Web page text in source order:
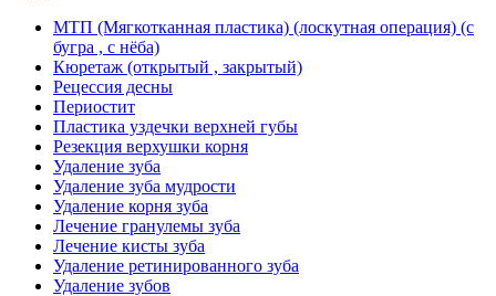
МТП (Мягкотканная пластика) (лоскутная операция) (с
бугра , с нёба)
Кюретаж (открытый , закрытый)
Рецессия десны
Периостит
Пластика уздечки верхней губы
Резекция верхушки корня
Удаление зуба
Удаление зуба мудрости
Удаление корня зуба
Лечение гранулемы зуба
Лечение кисты зуба
Удаление ретинированного зуба
Удаление зубов